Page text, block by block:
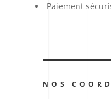
Paiement
NOS